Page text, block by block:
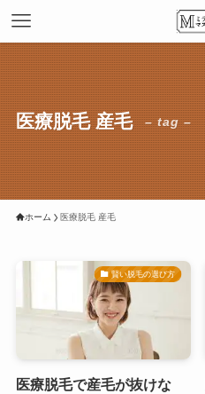
医療脱毛 産毛 – tag –
ホーム 医療脱毛 産毛
賢い脱毛の選び方
医療脱毛で産毛が抜けな